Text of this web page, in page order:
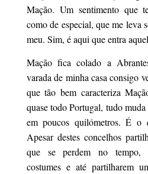
Mação. Um sentimento que
como de especial, que me leva
meu. Sim, é aqui que entra
Mação fica colado a
varada de minha casa consigo
que tão bem caracteriza
quase todo Portugal, tudo
em poucos quilómetros. É o
Apesar destes concelhos
que se perdem no tempo,
costumes e até partilharem